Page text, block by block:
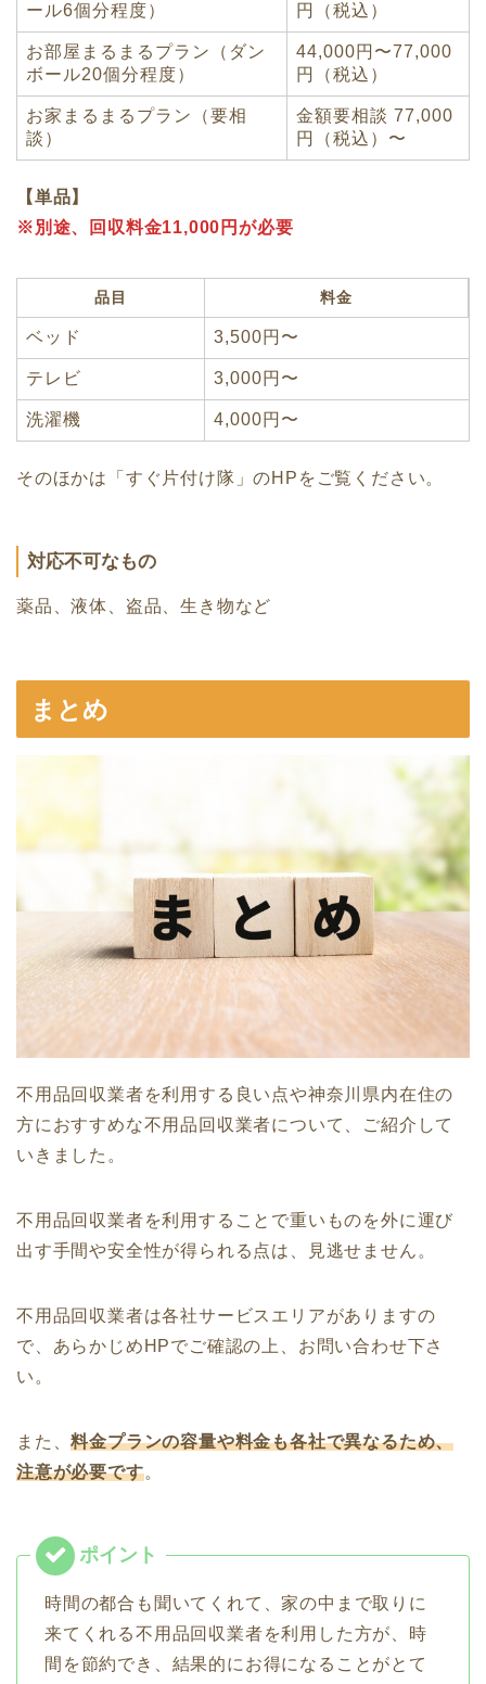
ール6個分程度） 円（税込）
お部屋まるまるプラン（ダン
ボール20個分程度）
44,000円〜77,000
円（税込）
お家まるまるプラン（要相
談）
金額要相談 77,000
円（税込）〜
【単品】
※別途、回収料金11,000円が必要
品目 料金
ベッド 3,500円〜
テレビ 3,000円〜
洗濯機 4,000円〜
そのほかは「すぐ片付け隊」のHPをご覧ください。
対応不可なもの
薬品、液体、盗品、生き物など
まとめ
不用品回収業者を利用する良い点や神奈川県内在住の
方におすすめな不用品回収業者について、ご紹介して
いきました。
不用品回収業者を利用することで重いものを外に運び
出す手間や安全性が得られる点は、見逃せません。
不用品回収業者は各社サービスエリアがありますの
で、あらかじめHPでご確認の上、お問い合わせ下さ
い。
また、料金プランの容量や料金も各社で異なるため、
注意が必要です。
時間の都合も聞いてくれて、家の中まで取りに
来てくれる不用品回収業者を利用した方が、時
間を節約でき、結果的にお得になることがとて